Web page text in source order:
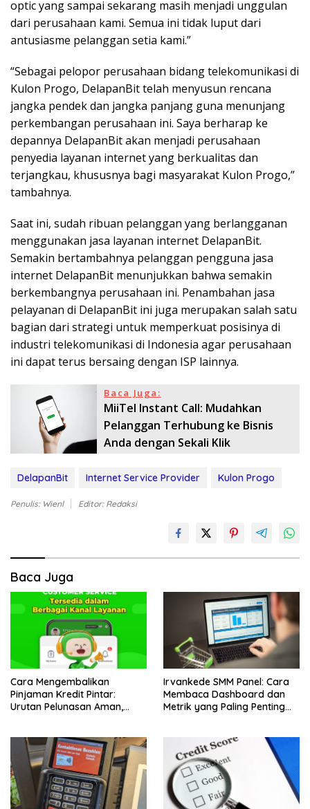
optic yang sampai sekarang masih menjadi unggulan
dari perusahaan kami. Semua ini tidak luput dari
antusiasme pelanggan setia kami.”
“Sebagai pelopor perusahaan bidang telekomunikasi di
Kulon Progo, DelapanBit telah menyusun rencana
jangka pendek dan jangka panjang guna menunjang
perkembangan perusahaan ini. Saya berharap ke
depannya DelapanBit akan menjadi perusahaan
penyedia layanan internet yang berkualitas dan
terjangkau, khususnya bagi masyarakat Kulon Progo,”
tambahnya.
Saat ini, sudah ribuan pelanggan yang berlangganan
menggunakan jasa layanan internet DelapanBit.
Semakin bertambahnya pelanggan pengguna jasa
internet DelapanBit menunjukkan bahwa semakin
berkembangnya perusahaan ini. Penambahan jasa
pelayanan di DelapanBit ini juga merupakan salah satu
bagian dari strategi untuk memperkuat posisinya di
industri telekomunikasi di Indonesia agar perusahaan
ini dapat terus bersaing dengan ISP lainnya.
Baca Juga:
MiiTel Instant Call: Mudahkan
Pelanggan Terhubung ke Bisnis
Anda dengan Sekali Klik
DelapanBit Internet Service Provider Kulon Progo
Penulis: Wienl Editor: Redaksi
Baca Juga
Cara Mengembalikan
Pinjaman Kredit Pintar:
Urutan Pelunasan Aman,
Irvankede SMM Panel: Cara
Membaca Dashboard dan
Metrik yang Paling Penting